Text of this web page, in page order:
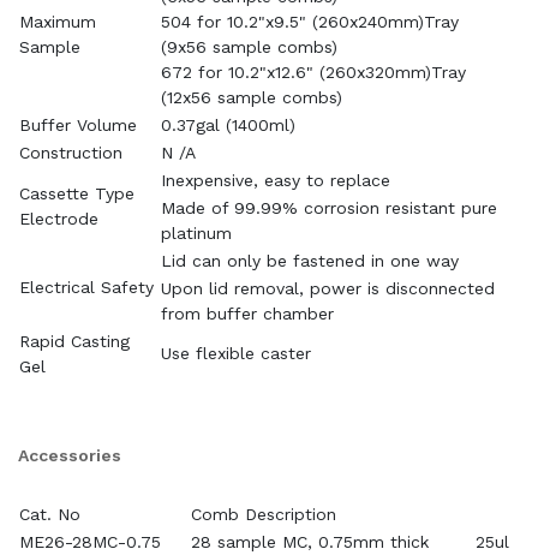
Maximum
Sample
504 for 10.2"x9.5" (260x240mm)Tray
(9x56 sample combs)
672 for 10.2"x12.6" (260x320mm)Tray
(12x56 sample combs)
Buffer Volume
0.37gal (1400ml)
Construction
N /A
Cassette Type
Electrode
Inexpensive, easy to replace
Made of 99.99% corrosion resistant pure
platinum
Electrical Safety
Lid can only be fastened in one way
Upon lid removal, power is disconnected
from buffer chamber
Rapid Casting
Gel
Use flexible caster
Accessories
Cat. No
Comb Description
ME26-28MC-0.75
28 sample MC, 0.75mm thick 25ul